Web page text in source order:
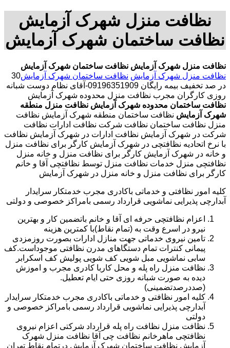
نظافت منزل شهرک آزمایش
نظافت ساختمان شهرک آزمایش
نظافت منزل شهرک آزمایش نظافت ساختمان شهرک آزمایش
نظافت منزل شهرک آزمایش نظافت ساختمان شهرک آزمایش30
در صد تخفیف بیمه رایگان 09196351909-آقای نظام دوست شبانه
روزی کارگران مجرب نظافت منزل محدوده شهرک آزمایش
نظافت ساختمان محدوده شهرک آزمایش نظافت منزل منطقه
شهرک آزمایش نظافت ساختمان منطقه شهرک آزمایش نظافت
منزل نظافت ساختمان نظافت شرکت نظافت ادارات نظافت
شرکت در شهرک آزمایش نظافت ادارات در شهرک آزمایش نظافت
با نرخ اتحادیه نظافتچی در شهرک آزمایش کارگر برای نظافت منزل
و خانه در شهرک آزمایش کارگر برای نظافت منزل و خانه منزل
نظافتچی منزل خدمات نظافت منزل توسط نظافتچی آقا و خانم
کارگر برای نظافت منزل و خانه منزل در شهرک آزمایش
کلیه امور نظافتی و خدماتی باکادری مجرب خدمتکار سرایدار
آبدارچی پذیرایی نماشویی قرارداد رسمی بامراکز خصوصی و دولتی
اعزام نظافتچی حرفه ای آقا و خانم باتضمین کار و بهترین
نیرو در اسرع وقت به (تمام نقاط)با کمترین هزینه
تامین نیروی خدماتی جهت منازل ادارات بصورت روزمزدی
پیمانی کنترات تمام دستگاهای مدرن نظافتی موجوداست.کف
سابی نماشویی مبل شویی کف شویی پولیش کف اسکرابر
نظافت منزل راه پله و محل کاربا کادری مجرب و اموزش
دیده به صورت شبانه روزی حتی ایام تعطیل.
(صددرصدتضمینی)
کلیه امور نظافتی و خدماتی باکادری مجرب خدمتکار سرایدار
آبدارچی پذیرایی نماشویی قرارداد رسمی بامراکز خصوصی و
دولتی
نظافت منزل نظافت راه پله قرارداد شرکتی اعزام نیروی
نظافتچی ماهرخانم نظافت چی آقا نظافت منزل شهرک
آزمایش نظافت ساختمان شهرک آزمایش درتمام نقاط تهران